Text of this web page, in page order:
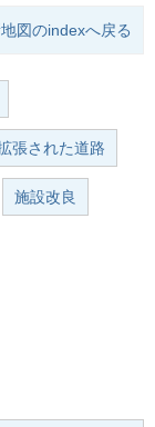
図のindexへ戻る
張された道路
施設改良